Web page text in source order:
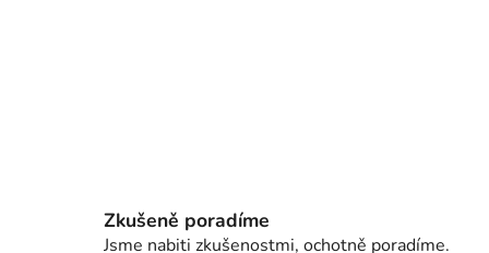
Zkušeně poradíme
Jsme nabiti zkušenostmi, ochotně poradíme.